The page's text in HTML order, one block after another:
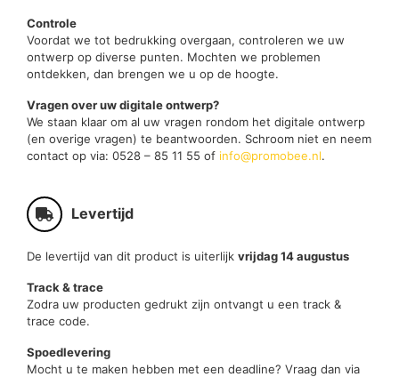
Controle
Voordat we tot bedrukking overgaan, controleren we uw
ontwerp op diverse punten. Mochten we problemen
ontdekken, dan brengen we u op de hoogte.
Vragen over uw digitale ontwerp?
We staan klaar om al uw vragen rondom het digitale ontwerp
(en overige vragen) te beantwoorden. Schroom niet en neem
contact op via: 0528 – 85 11 55 of info@promobee.nl.
Levertijd
De levertijd van dit product is uiterlijk vrijdag 14 augustus
Track & trace
Zodra uw producten gedrukt zijn ontvangt u een track &
trace code.
Spoedlevering
Mocht u te maken hebben met een deadline? Vraag dan via